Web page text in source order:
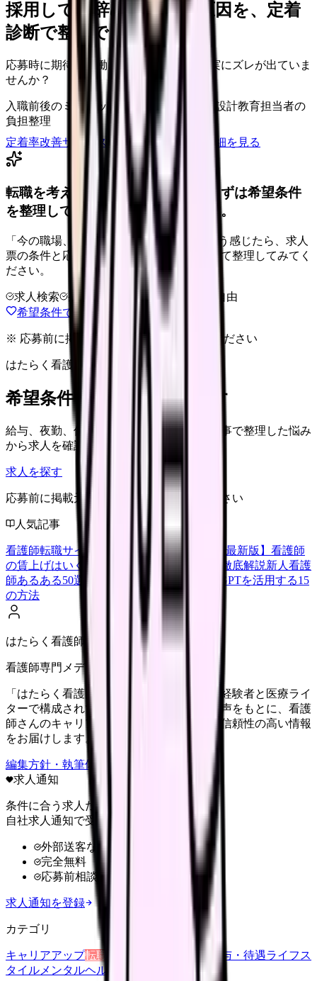
採用しても辞めてしまう原因を、定着
診断で整理できます
応募時に期待した働き方と、入職後の現実にズレが出ていま
せんか？
入職前後のミスマッチ 初月・3ヶ月面談の設計教育担当者の
負担整理
定着率改善サービスを相談
サービス詳細を見る
転職を考えている看護師さんへ。まずは希望条件
を整理して、求人を見比べられます。
「今の職場、このままでいいのかな...」そう感じたら、求人
票の条件と応募前に確認したい不安を分けて整理してみてく
ださい。
求人検索 条件整理 相談だけOK
退会自由
希望条件で求人を探す
※ 応募前に掲載元の最新情報を確認してください
はたらく看護師さん 求人
希望条件で看護師求人を探す
給与、夜勤、休み、ブランクなど、この記事で整理した悩み
から求人を確認できます。
求人を探す
応募前に掲載元の最新情報を確認してください
人気記事
看護師転職サイトランキングTOP5【2026年最新版】 看護師
の賃上げはいくら？2026年度の最新情報を徹底解説新人看護
師あるある50選【共感必至】
看護師がChatGPTを活用する15
の方法
はたらく看護師さん編集部
看護師専門メディア
「はたらく看護師さん」編集部は、看護師経験者と医療ライ
ターで構成されています。現場のリアルな声をもとに、看護
師さんのキャリア・転職・働き方に関する信頼性の高い情報
をお届けします。
編集方針・執筆体制・監修体制を見る
求人通知
条件に合う求人だけ
自社求人通知で受け取る
外部送客なし
完全無料
応募前相談OK
求人通知を登録
カテゴリ
キャリアアップ転職ガイド 職場環境 給与・待遇ライフス
タイル メンタルヘルス